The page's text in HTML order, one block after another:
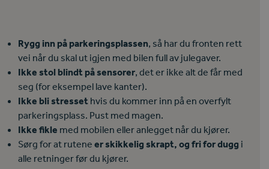
Rygg inn på parkeringsplassen, så har du fronten rett
vei når du skal ut igjen med bilen full av julegaver.
Ikke stol blindt på sensorer, det er ikke alt de får med
seg (for eksempel lave kanter).
Ikke bli stresset hvis du kommer inn på en overfylt
parkeringsplass. Pust med magen.
Ikke fikle med mobilen eller anlegget når du kjører.
Sørg for at rutene er skikkelig skrapt, og fri for dugg i
alle retninger før du kjører.